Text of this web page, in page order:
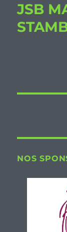
JSB
NOS